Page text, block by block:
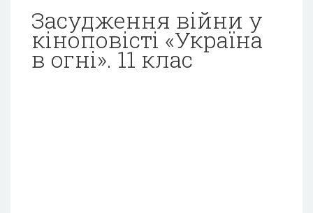
Засудження війни у
кіноповісті «Україна
в огні». 11 клас